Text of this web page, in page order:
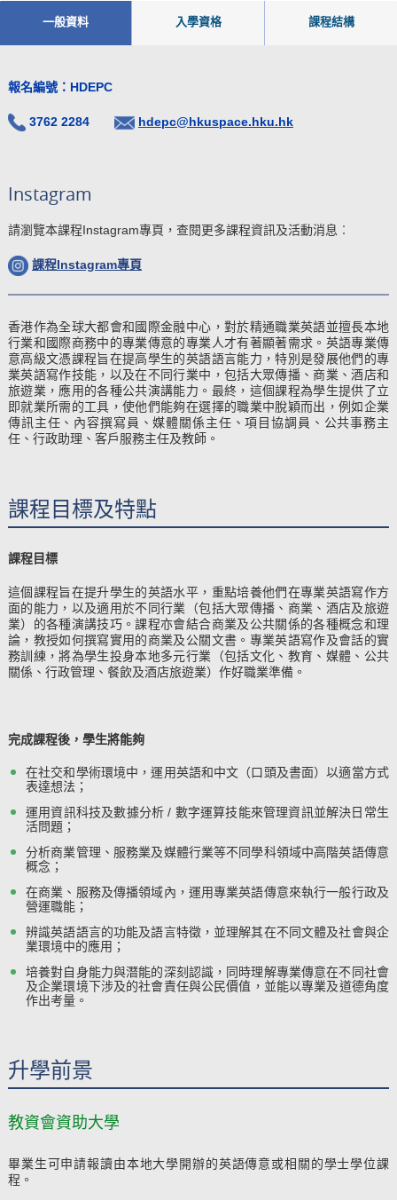
一般資料 入學資格 課程結構
報名編號：HDEPC
3762 2284 hdepc@hkuspace.hku.hk
Instagram
請瀏覽本課程Instagram專頁，查閱更多課程資訊及活動消息︰
課程Instagram專頁
香港作為全球大都會和國際金融中心，對於精通職業英語並擅長本地
行業和國際商務中的專業傳意的專業人才有著顯著需求。英語專業傳
意高級文憑課程旨在提高學生的英語語言能力，特別是發展他們的專
業英語寫作技能，以及在不同行業中，包括大眾傳播、商業、酒店和
旅遊業，應用的各種公共演講能力。最終，這個課程為學生提供了立
即就業所需的工具，使他們能夠在選擇的職業中脫穎而出，例如企業
傳訊主任、內容撰寫員、媒體關係主任、項目協調員、公共事務主
任、行政助理、客戶服務主任及教師。
課程目標及特點
課程目標
這個課程旨在提升學生的英語水平，重點培養他們在專業英語寫作方
面的能力，以及適用於不同行業（包括大眾傳播、商業、酒店及旅遊
業）的各種演講技巧。課程亦會結合商業及公共關係的各種概念和理
論，教授如何撰寫實用的商業及公關文書。專業英語寫作及會話的實
務訓練，將為學生投身本地多元行業（包括文化、教育、媒體、公共
關係、行政管理、餐飲及酒店旅遊業）作好職業準備。
完成課程後，學生將能夠
在社交和學術環境中，運用英語和中文（口頭及書面）以適當方式
表達想法；
運用資訊科技及數據分析 / 數字運算技能來管理資訊並解決日常生
活問題；
分析商業管理、服務業及媒體行業等不同學科領域中高階英語傳意
概念；
在商業、服務及傳播領域內，運用專業英語傳意來執行一般行政及
營運職能；
辨識英語語言的功能及語言特徵，並理解其在不同文體及社會與企
業環境中的應用；
培養對自身能力與潛能的深刻認識，同時理解專業傳意在不同社會
及企業環境下涉及的社會責任與公民價值，並能以專業及道德角度
作出考量。
升學前景
教資會資助大學
畢業生可申請報讀由本地大學開辦的英語傳意或相關的學士學位課
程。